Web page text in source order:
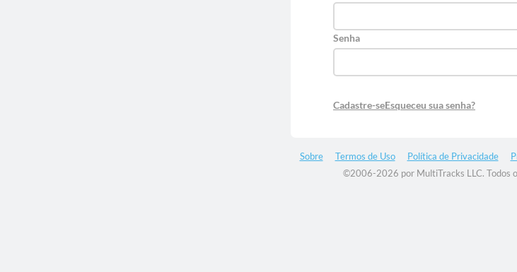
Senha
Cadastre-seEsqueceu sua senha?
Sobre Termos de Uso Política de Privacidade
©2006-2026 por MultiTracks LLC. Todos